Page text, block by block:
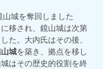
城を奪回しました
移され、鏡山城は次第
た。大内氏はその後、
城を築き、拠点を移し
はその歴史的役割を終